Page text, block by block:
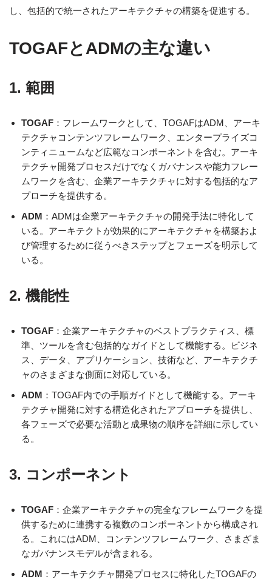
し、包括的で統一されたアーキテクチャの構築を促進する。
TOGAFとADMの主な違い
1. 範囲
TOGAF ：フレームワークとして、TOGAFはADM、アーキ
テクチャコンテンツフレームワーク、エンタープライズコ
ンティニュームなど広範なコンポーネントを含む。アーキ
テクチャ開発プロセスだけでなくガバナンスや能力フレー
ムワークを含む、企業アーキテクチャに対する包括的なア
プローチを提供する。
ADM ：ADMは企業アーキテクチャの開発手法に特化して
いる。アーキテクトが効果的にアーキテクチャを構築およ
び管理するために従うべきステップとフェーズを明示して
いる。
2. 機能性
TOGAF ：企業アーキテクチャのベストプラクティス、標
準、ツールを含む包括的なガイドとして機能する。ビジネ
ス、データ、アプリケーション、技術など、アーキテクチ
ャのさまざまな側面に対応している。
ADM ：TOGAF内での手順ガイドとして機能する。アーキ
テクチャ開発に対する構造化されたアプローチを提供し、
各フェーズで必要な活動と成果物の順序を詳細に示してい
る。
3. コンポーネント
TOGAF ：企業アーキテクチャの完全なフレームワークを提
供するために連携する複数のコンポーネントから構成され
る。これにはADM、コンテンツフレームワーク、さまざま
なガバナンスモデルが含まれる。
ADM ：アーキテクチャ開発プロセスに特化したTOGAFの